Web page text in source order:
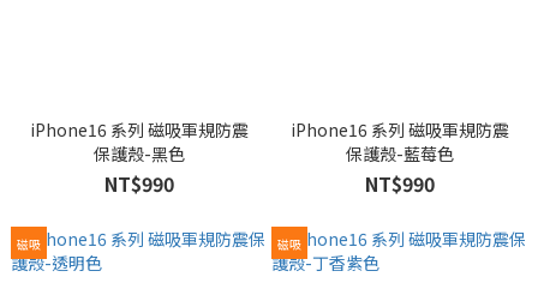
iPhone16 系列 磁吸軍規防震
保護殼-黑色
NT$990
iPhone16 系列 磁吸軍規防震
保護殼-藍莓色
NT$990
磁吸 磁吸